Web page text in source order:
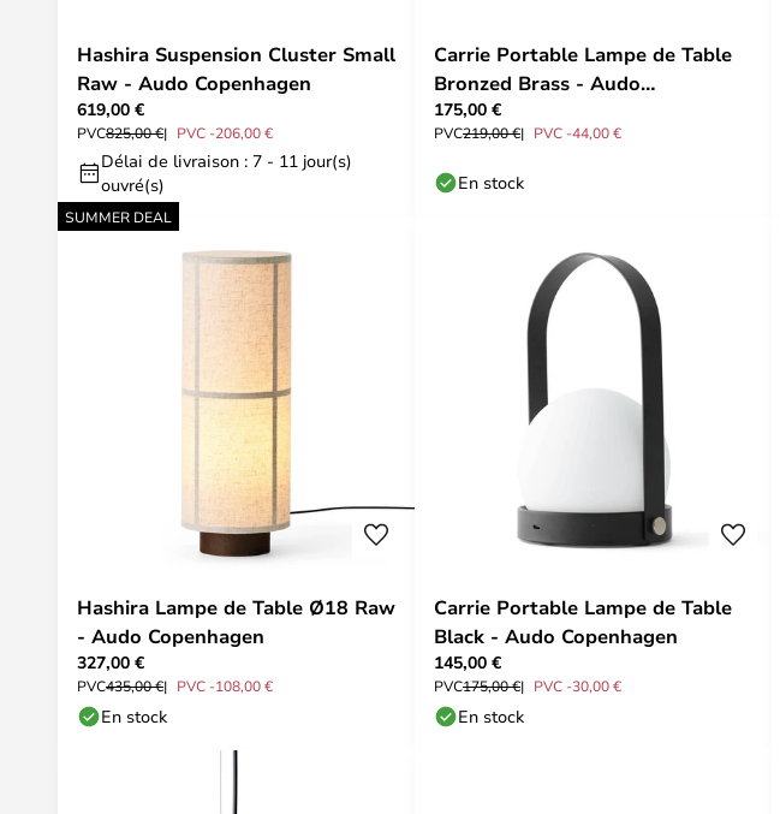
Hashira Suspension Cluster Small
Raw - Audo Copenhagen
619,00 €
PVC825,00 € PVC -206,00 €
Délai de livraison : 7 - 11 jour(s)
ouvré(s)
Carrie Portable Lampe de Table
Bronzed Brass - Audo
Copenhagen
175,00 €
PVC219,00 € PVC -44,00 €
En stock
SUMMER DEAL
Hashira Lampe de Table Ø18 Raw
- Audo Copenhagen
327,00 €
PVC435,00 € PVC -108,00 €
En stock
Carrie Portable Lampe de Table
Black - Audo Copenhagen
145,00 €
PVC175,00 € PVC -30,00 €
En stock